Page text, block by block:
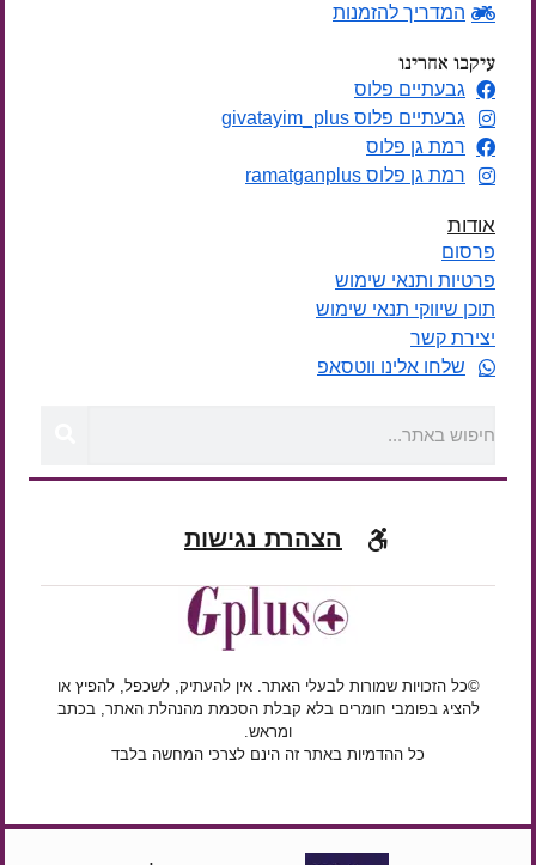
המדריך להזמנות
עיקבו אחרינו
גבעתיים פלוס
גבעתיים פלוס givatayim_plus
רמת גן פלוס
רמת גן פלוס ramatganplus
אודות
פרסום
פרטיות ותנאי שימוש
תוכן שיווקי תנאי שימוש
יצירת קשר
שלחו אלינו ווטסאפ
הצהרת נגישות
©כל הזכויות שמורות לבעלי האתר. אין להעתיק, לשכפל, להפיץ או
להציג בפומבי חומרים בלא קבלת הסכמת מהנהלת האתר, בכתב
ומראש.
כל ההדמיות באתר זה הינם לצרכי המחשה בלבד